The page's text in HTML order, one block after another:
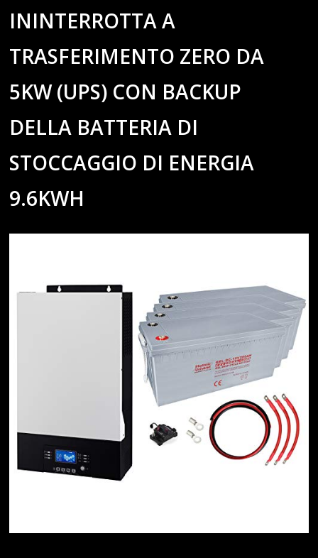
ININTERROTTA A
TRASFERIMENTO ZERO DA
5KW (UPS) CON BACKUP
DELLA BATTERIA DI
STOCCAGGIO DI ENERGIA
9.6KWH